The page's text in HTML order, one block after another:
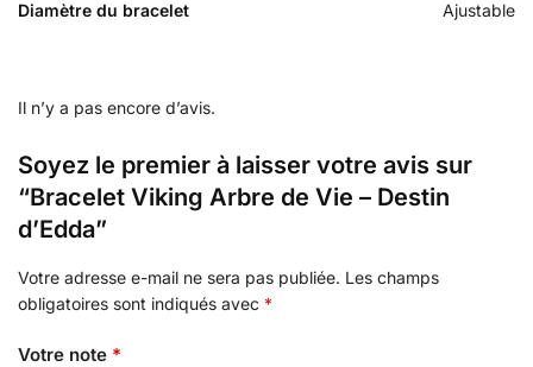
Diamètre du bracelet Ajustable
Il n’y a pas encore d’avis.
Soyez le premier à laisser votre avis sur
“Bracelet Viking Arbre de Vie – Destin
d’Edda”
Votre adresse e-mail ne sera pas publiée. Les champs
obligatoires sont indiqués avec *
Votre note *